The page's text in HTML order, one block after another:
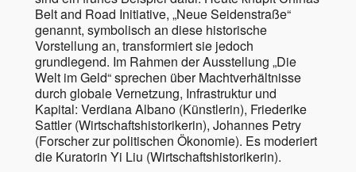
Belt and Road Initiative, „Neue Seidenstraße“
genannt, symbolisch an diese historische
Vorstellung an, transformiert sie jedoch
grundlegend. Im Rahmen der Ausstellung „Die
Welt im Geld“ sprechen über Machtverhältnisse
durch globale Vernetzung, Infrastruktur und
Kapital: Verdiana Albano (Künstlerin), Friederike
Sattler (Wirtschaftshistorikerin), Johannes Petry
(Forscher zur politischen Ökonomie). Es moderiert
die Kuratorin Yi Liu (Wirtschaftshistorikerin).